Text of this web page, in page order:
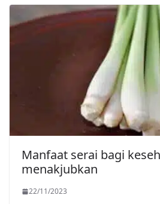
Manfaat serai bagi
menakjubkan
22/11/2023